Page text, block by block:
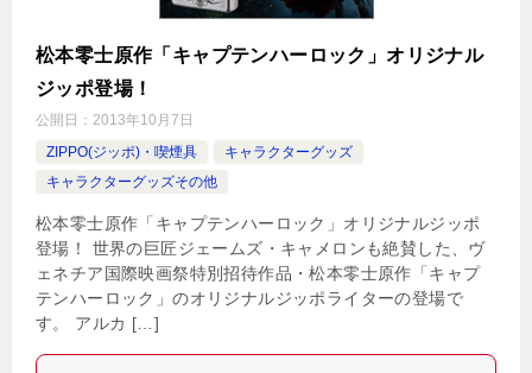
松本零士原作「キャプテンハーロック」オリジナル
ジッポ登場！
公開日： 2013年10月7日
ZIPPO(ジッポ)・喫煙具
キャラクターグッズ
キャラクターグッズその他
松本零士原作「キャプテンハーロック」オリジナルジッポ
登場！ 世界の巨匠ジェームズ・キャメロンも絶賛した、ヴ
ェネチア国際映画祭特別招待作品・松本零士原作「キャプ
テンハーロック」のオリジナルジッポライターの登場で
す。 アルカ […]